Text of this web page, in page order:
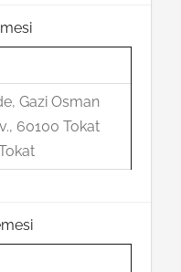
Gazi Osman
60100 Tokat